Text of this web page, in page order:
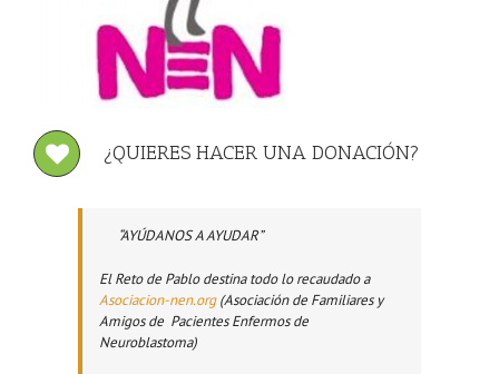
¿QUIERES HACER UNA DONACIÓN?
“AYÚDANOS A AYUDAR”
El Reto de Pablo destina todo lo recaudado a
Asociacion-nen.org(Asociación de Familiares y
Amigos de Pacientes Enfermos de
Neuroblastoma)